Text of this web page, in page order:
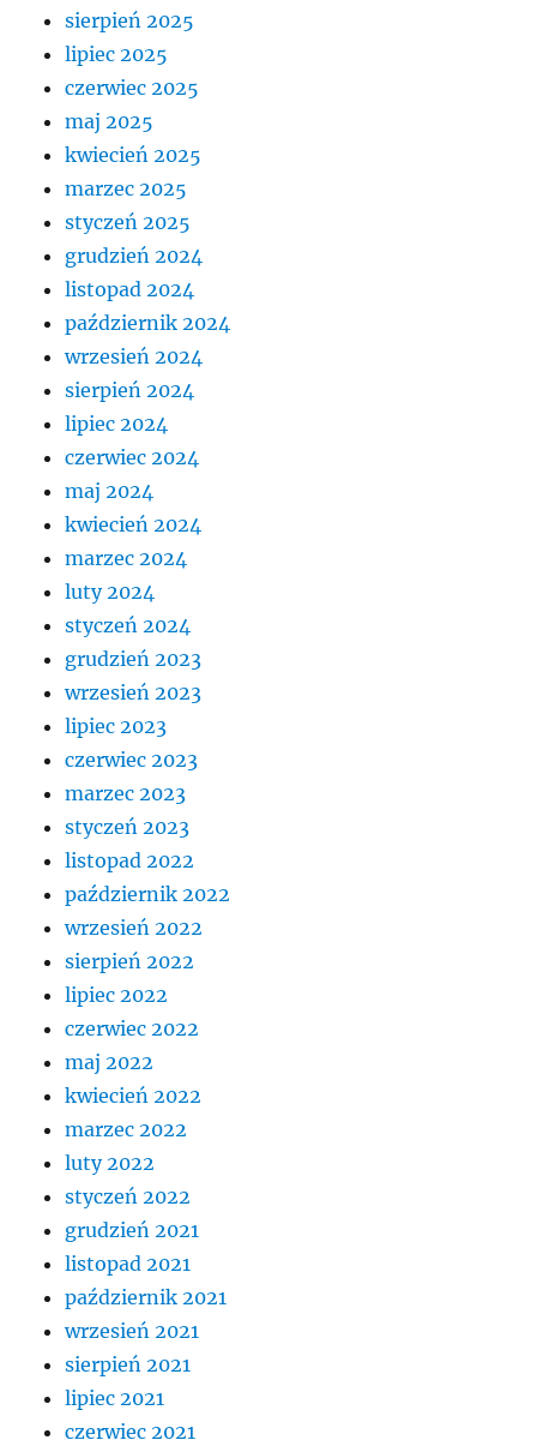
sierpień 2025
lipiec 2025
czerwiec 2025
maj 2025
kwiecień 2025
marzec 2025
styczeń 2025
grudzień 2024
listopad 2024
październik 2024
wrzesień 2024
sierpień 2024
lipiec 2024
czerwiec 2024
maj 2024
kwiecień 2024
marzec 2024
luty 2024
styczeń 2024
grudzień 2023
wrzesień 2023
lipiec 2023
czerwiec 2023
marzec 2023
styczeń 2023
listopad 2022
październik 2022
wrzesień 2022
sierpień 2022
lipiec 2022
czerwiec 2022
maj 2022
kwiecień 2022
marzec 2022
luty 2022
styczeń 2022
grudzień 2021
listopad 2021
październik 2021
wrzesień 2021
sierpień 2021
lipiec 2021
czerwiec 2021